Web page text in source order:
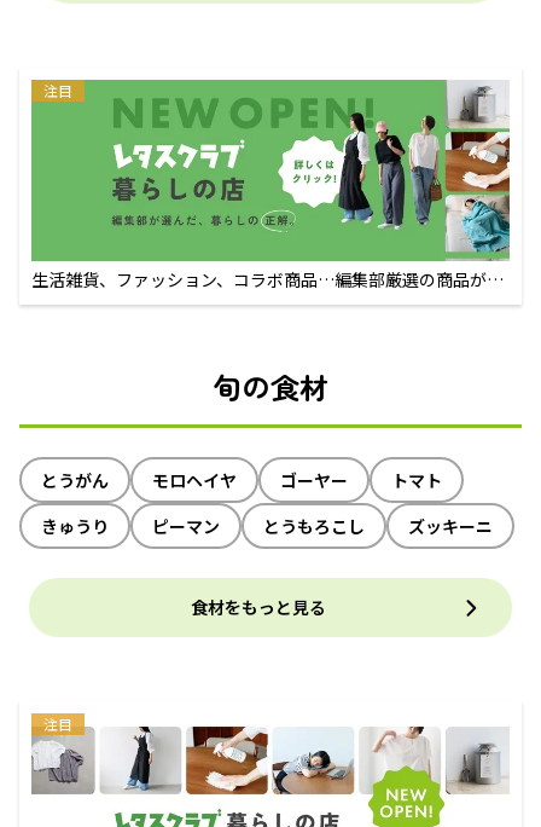
注目
生活雑貨、ファッション、コラボ商品…編集部厳選の商品が買
えるECサイト
旬の食材
とうがん モロヘイヤ ゴーヤー
トマト
きゅうり
ピーマン とうもろこし ズッキーニ
食材をもっと見る
注目